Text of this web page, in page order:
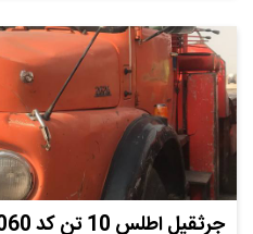
جرثقیل اطلس 10 تن کد c-at-0060